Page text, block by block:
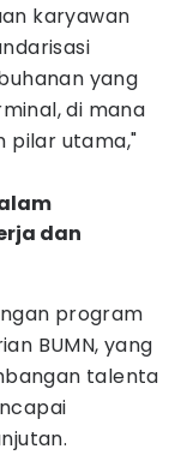
karyawan
yang
di mana
pilar utama,"
dan
program
BUMN, yang
talenta